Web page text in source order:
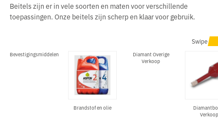
Beitels zijn er in vele soorten en maten voor verschillende
toepassingen. Onze beitels zijn scherp en klaar voor gebruik.
Swipe
Bevestigingsmiddelen
Brandstof en olie
Diamant Overige
Verkoop
Verkoop